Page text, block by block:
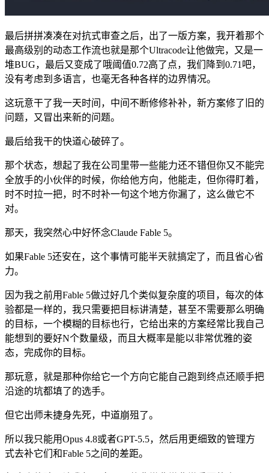
最后拼拼凑凑在对抗式审查之后，出了一版方案，我开着那个
最高级别的动态工作流也就是那个Ultracode让他做完，又是一
堆BUG，最后又变成了哦阈值0.72高了点，我们降到0.71吧，
没有考虑到多语言，也毫无各种各样的边界情况。
这玩意干了我一天时间，中间不断修修补补，新方案修了旧的
问题，又冒出来新的问题。
最后给我干的快道心破碎了。
那个状态，想起了我在公司里带一些能力还不错但你又不能完
全放手的小伙伴的时候，你给他方向，他能走，但你得盯着，
时不时拉一把，时不时补一句这个地方你漏了，这么做它不
对。
那天，我突然心中好怀念Claude Fable 5。
如果Fable 5还安在，这个事情可能半天就搞定了，而且省心省
力。
因为我之前用Fable 5做过好几个类似复杂度的项目，每次的体
验都是一样的，我只需要把目标讲清楚，甚至不需要那么明确
的目标，一个模糊的目标也行，它给出来的方案经常比我自己
能想到的要好N个数量级，而且大概率是能以非常优雅的姿
态，完成你的目标。
那玩意，就是那种你给它一个方向它能自己跑到终点还顺手把
沿途的坑都填了的选手。
但它出师未捷身先死，中道崩殂了。
所以我只能用Opus 4.8或者GPT-5.5，然后用更细致的管理方
式去补它们和Fable 5之间的差距。